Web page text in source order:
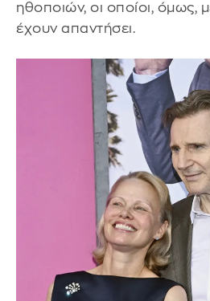
ηθοποιών, οι οποίοι, όμως,
έχουν απαντήσει.